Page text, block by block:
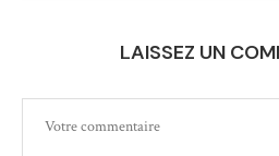
LAISSEZ UN